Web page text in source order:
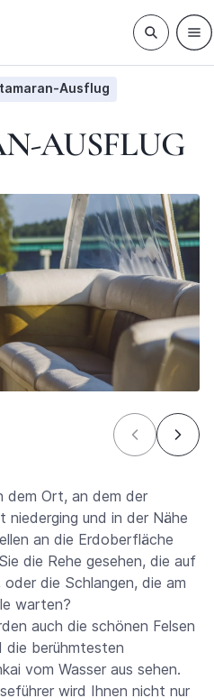
Ausflug
AUSFLUG
dem Ort, an dem der
und in der Nähe
an die Erdoberfläche
die Rehe gesehen, die auf
die Schlangen, die am
warten?
auch die schönen Felsen
die berühmtesten
vom Wasser aus sehen.
wird Ihnen nicht nur